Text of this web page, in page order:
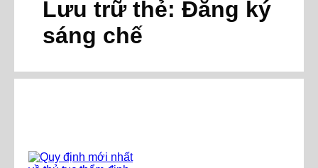
Lưu trữ thẻ: Đăng ký
sáng chế